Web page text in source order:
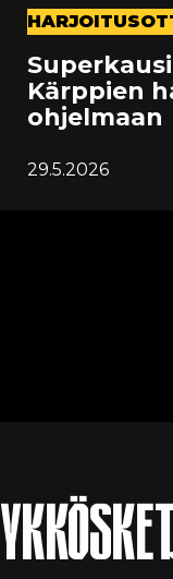
Kärppien
ohjelmaan
29.5.2026